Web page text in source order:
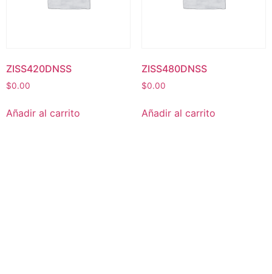
ZISS420DNSS
$0.00
Añadir al carrito
ZISS480DNSS
$0.00
Añadir al carrito